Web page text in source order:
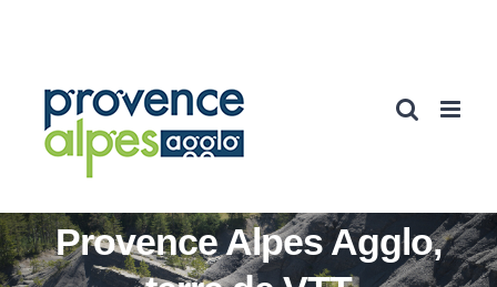
Provence Alpes Agglo,